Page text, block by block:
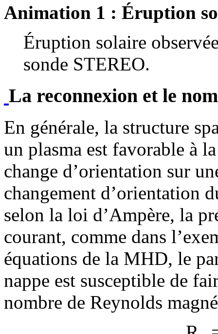
Animation 1 : Éruption
Éruption solaire
sonde STEREO.
La reconnexion et le
En générale, la structure
un plasma est favorable à
change d’orientation sur
changement d’orientation
selon la loi d’Ampère, la
courant, comme dans
équations de la MHD, le
nappe est susceptible de
nombre de Reynolds